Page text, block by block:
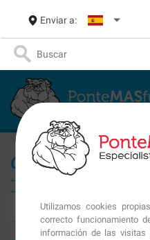
Utilizamos cookies
correcto funcionamiento
información de las visitas
Enviar a:
Objetivos de
Aportar sales minerales